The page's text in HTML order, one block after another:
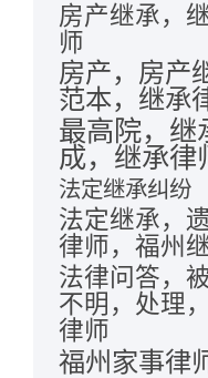
房产继承，
师
房产，房产
范本，继承
最高院，继
成，继承律
法定继承纠纷
法定继承，
律师，福州
法律问答，
不明，处理
律师
福州家事律